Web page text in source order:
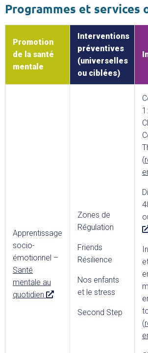
Programmes et services
Promotion
de la santé
mentale
Interventions
préventives
(universelles
ou ciblées)
Apprentissage
socio-
émotionnel –
Santé
mentale au
quotidien L
Zones de
Régulation
Friends
Résilience
Nos enfants
et le stress
Second Step
(
(